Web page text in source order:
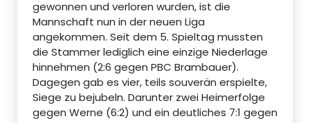
gewonnen und verloren wurden, ist die
Mannschaft nun in der neuen Liga
angekommen. Seit dem 5. Spieltag mussten
die Stammer lediglich eine einzige Niederlage
hinnehmen (2:6 gegen PBC Brambauer).
Dagegen gab es vier, teils souverän erspielte,
Siege zu bejubeln. Darunter zwei Heimerfolge
gegen Werne (6:2) und ein deutliches 7:1 gegen